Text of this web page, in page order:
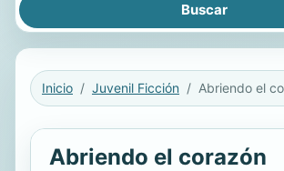
Inicio Juvenil Ficción Abriendo el
Abriendo el corazón